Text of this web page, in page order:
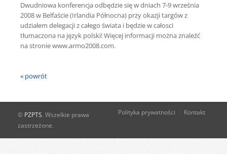
Dwudniowa konferencja odbędzie się w dniach 7-9 września
2008 w Belfaście (Irlandia Północna) przy okazji targów z
udziałem delegacji z całego świata i będzie w całosci
tłumaczona na język polski! Więcej informacji można znaleźć
na stronie www.armo2008.com.
« powrót
© PZPTS. Wszelkie prawa
zastrzeżone.
Polityka prywatności Kontakt